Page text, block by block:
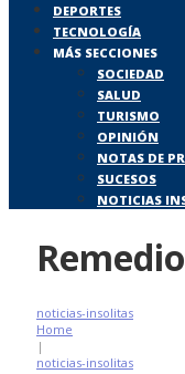
DEPORTES
TECNOLOGÍA
MÁS SECCIONES
SOCIEDAD
SALUD
TURISMO
OPINIÓN
NOTAS DE
SUCESOS
NOTICIAS
noticias-insolitas
Home
|
noticias-insolitas